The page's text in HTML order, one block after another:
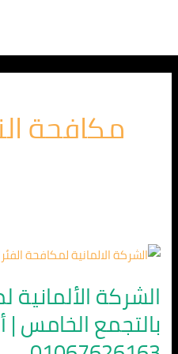
المحتوى
مكافحة
الشركة
بالتجمع
الشركة
لمكافحة
النحل
بالتجمع